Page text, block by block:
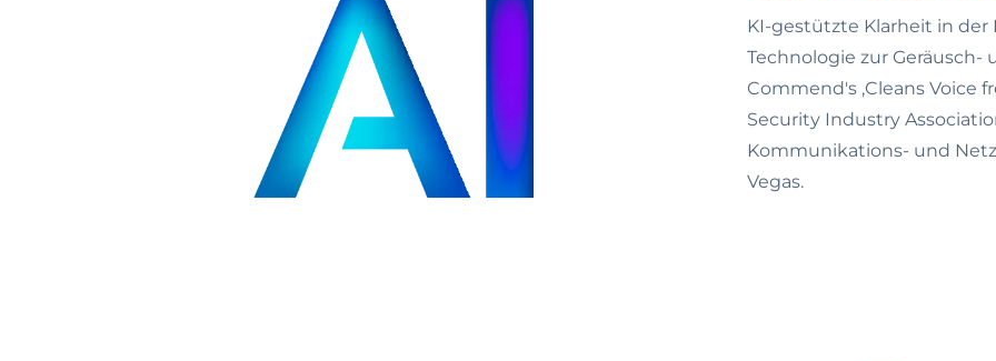
KI-gestützte Klarheit in
Technologie zur
Commend's ‚Cleans Voice
Security Industry
Kommunikations- und
Vegas.